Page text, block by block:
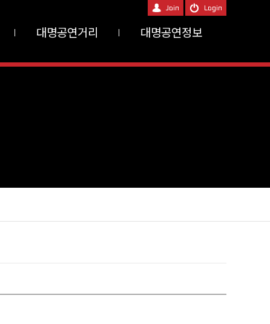
대명공연거리 대명공연정보